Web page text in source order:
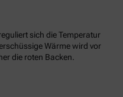
sich die Temperatur
Wärme wird vor
die roten Backen.